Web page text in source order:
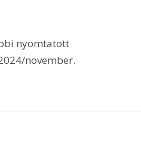
nyomtatott
november.